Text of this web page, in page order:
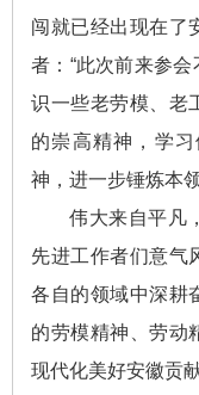
闯就已经出现在了
者：“此次前来参
识一些老劳模、老
的崇高精神，学
神，进一步锤炼本
伟大来自平凡
先进工作者们意气
各自的领域中深耕
的劳模精神、劳动
现代化美好安徽贡